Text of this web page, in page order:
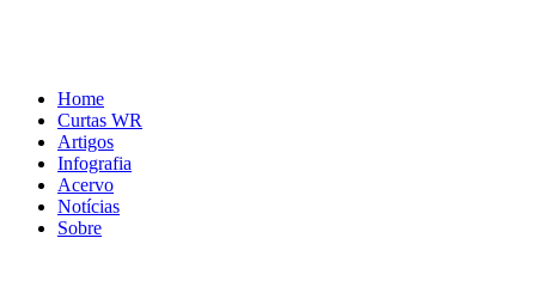
Home
Curtas WR
Artigos
Infografia
Acervo
Notícias
Sobre